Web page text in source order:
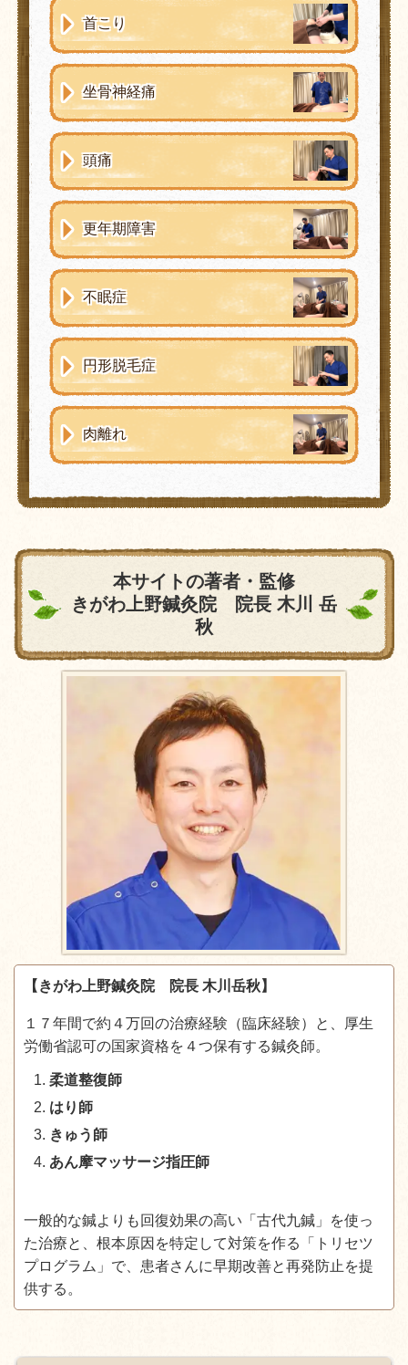
首こり
坐骨神経痛
頭痛
更年期障害
不眠症
円形脱毛症
肉離れ
本サイトの著者・監修
きがわ上野鍼灸院 院長 木川 岳
秋
【きがわ上野鍼灸院 院長 木川岳秋】
１７年間で約４万回の治療経験（臨床経験）と、厚生
労働省認可の国家資格を４つ保有する鍼灸師。
柔道整復師
はり師
きゅう師
あん摩マッサージ指圧師
一般的な鍼よりも回復効果の高い「古代九鍼」を使っ
た治療と、根本原因を特定して対策を作る「トリセツ
プログラム」で、患者さんに早期改善と再発防止を提
供する。